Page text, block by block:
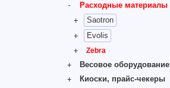
Расходные материалы
Saotron
Evolis
Zebra
Весовое оборудование
Киоски, прайс-чекеры